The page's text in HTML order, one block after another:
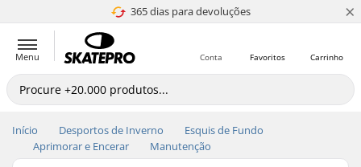
365 dias para devoluções
4.8 de 5 ×
Menu Carrinho
Favoritos
Conta
Início Desportos de Inverno
Esquis de Fundo
Aprimorar e Encerar
Manutenção